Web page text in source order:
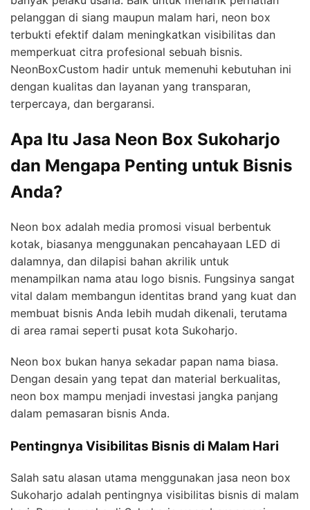
pelanggan di siang maupun malam hari, neon box
terbukti efektif dalam meningkatkan visibilitas dan
memperkuat citra profesional sebuah bisnis.
NeonBoxCustom hadir untuk memenuhi kebutuhan ini
dengan kualitas dan layanan yang transparan,
terpercaya, dan bergaransi.
Apa Itu Jasa Neon Box Sukoharjo
dan Mengapa Penting untuk Bisnis
Anda?
Neon box adalah media promosi visual berbentuk
kotak, biasanya menggunakan pencahayaan LED di
dalamnya, dan dilapisi bahan akrilik untuk
menampilkan nama atau logo bisnis. Fungsinya sangat
vital dalam membangun identitas brand yang kuat dan
membuat bisnis Anda lebih mudah dikenali, terutama
di area ramai seperti pusat kota Sukoharjo.
Neon box bukan hanya sekadar papan nama biasa.
Dengan desain yang tepat dan material berkualitas,
neon box mampu menjadi investasi jangka panjang
dalam pemasaran bisnis Anda.
Pentingnya Visibilitas Bisnis di Malam Hari
Salah satu alasan utama menggunakan jasa neon box
Sukoharjo adalah pentingnya visibilitas bisnis di malam